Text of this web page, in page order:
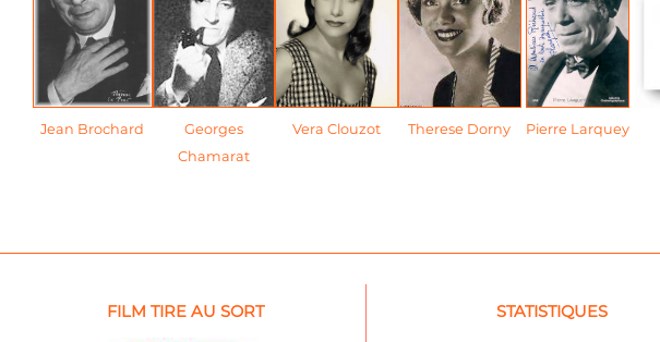
Jean Brochard
Georges
Chamarat
Vera Clouzot Therese Dorny Pierre Larquey
FILM TIRE AU SORT STATISTIQUES